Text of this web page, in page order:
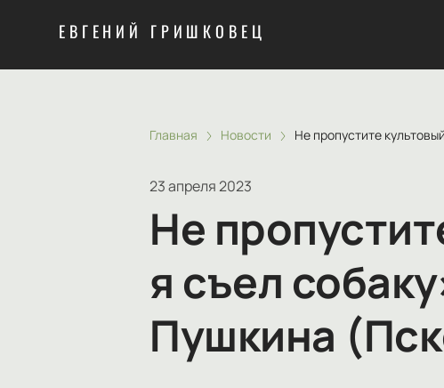
ЕВГЕНИЙ ГРИШКОВЕЦ
Главная Новости Не пропустите
23 апреля 2023
Не
я съел
Пушкина